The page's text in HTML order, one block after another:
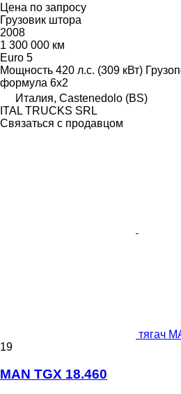
Цена по запросу
Грузовик штора
2008
1 300 000 км
Euro 5
Мощность 420 л.с. (309 кВт)
формула 6x2
Италия, Castenedolo (BS)
ITAL TRUCKS SRL
Связаться с продавцом
тягач
19
MAN TGX 18.460